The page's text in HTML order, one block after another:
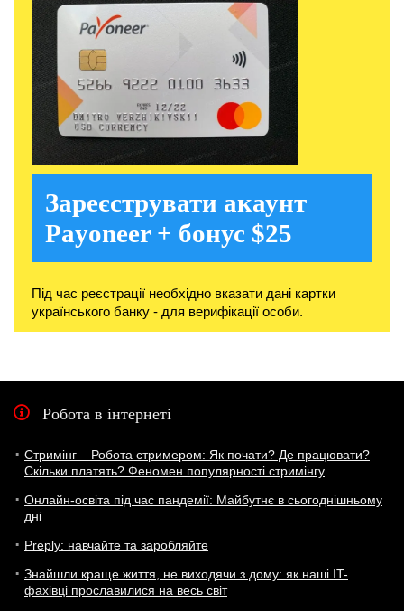
Зареєструвати акаунт
Payoneer + бонус $25
Під час реєстрації необхідно вказати дані картки
українського банку - для верифікації особи.
Робота в інтернеті
Стримінг – Робота стримером: Як почати? Де працювати?
Скільки платять? Феномен популярності стримінгу
Онлайн-освіта під час пандемії: Майбутнє в сьогоднішньому
дні
Preply: навчайте та заробляйте
Знайшли краще життя, не виходячи з дому: як наші IT-
фахівці прославилися на весь світ